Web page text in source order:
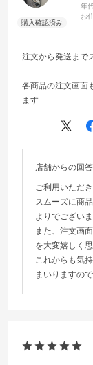
年
お
注文から発送まで
各商品の注文画面
ます
店舗からの回答
ご利用いただ
スムーズに商
よりでございま
また、注文画
を大変嬉しく
これからも気
まいりますの